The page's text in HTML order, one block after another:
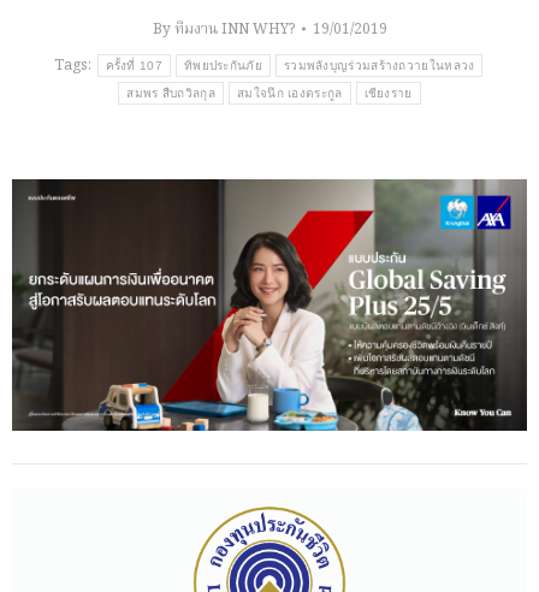
Byทีมงาน INN WHY?
19/01/2019
Tags:
ครั้งที่ 107 ทิพยประกันภัย รวมพลังบุญร่วมสร้างถวายในหลวง
สมพร สืบถวิลกุล สมใจนึก เองตระกูล เชียงราย